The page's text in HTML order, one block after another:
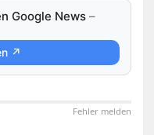
Google News –
↗
Fehler melden